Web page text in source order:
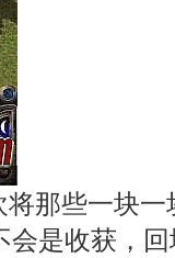
那些一块一
是收获，